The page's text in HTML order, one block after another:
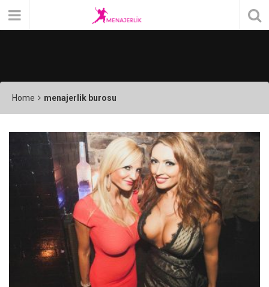
Home menajerlik burosu